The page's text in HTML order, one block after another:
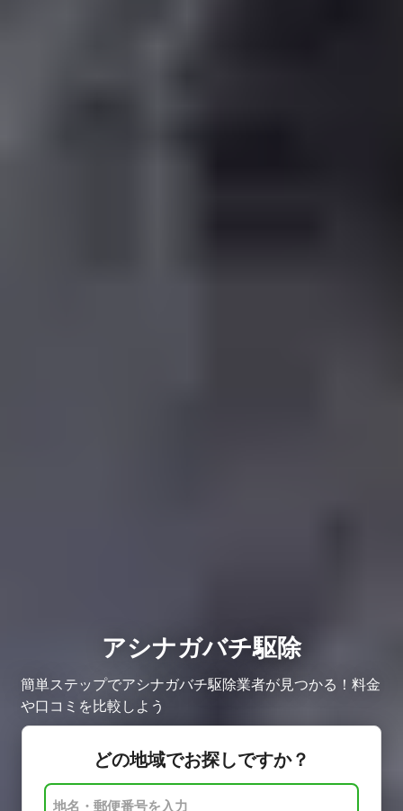
アシナガバチ駆除
簡単ステップでアシナガバチ駆除業者が見つかる！料金
や口コミを比較しよう
どの地域でお探しですか？